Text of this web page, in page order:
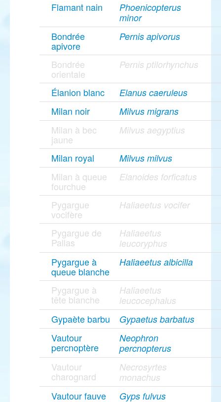
Flamant nain
Phoenicopterus
minor
Bondrée
apivore
Pernis apivorus
Bondrée
orientale
Pernis ptilorhynchus
Élanion blanc Elanus caeruleus
Milan noir Milvus migrans
Milan à bec
jaune
Milvus aegyptius
Milan royal Milvus milvus
Milan à queue
fourchue
Elanoides forficatus
Pygargue
vocifère
Haliaeetus vocifer
Pygargue de
Pallas
Haliaeetus
leucoryphus
Pygargue à
queue blanche
Haliaeetus albicilla
Pygargue à
tête blanche
Haliaeetus
leucocephalus
Gypaète barbu Gypaetus barbatus
Vautour
percnoptère
Neophron
percnopterus
Vautour
charognard
Necrosyrtes
monachus
Vautour fauve Gyps fulvus